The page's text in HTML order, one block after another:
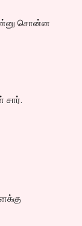
சொன்ன
சார்.